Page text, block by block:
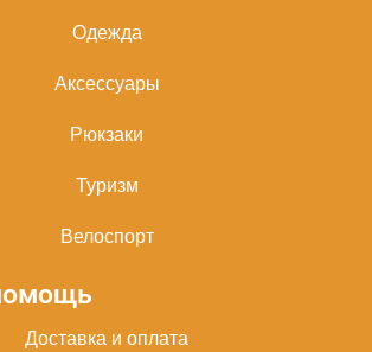
Одежда
Аксессуары
Рюкзаки
Туризм
Велоспорт
Доставка и оплата